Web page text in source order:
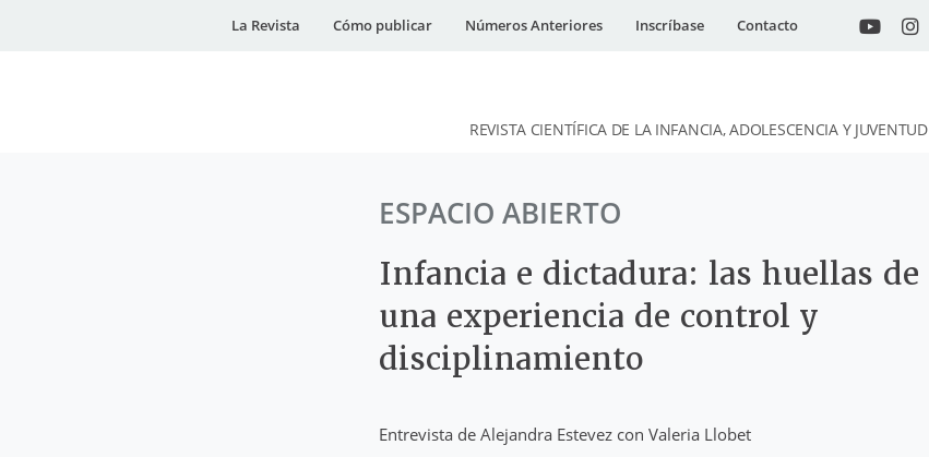
La Revista Cómo publicar Números Anteriores Inscríbase Contacto
DESidades
REVISTA CIENTÍFICA DE LA INFANCIA, ADOLESCENCIA Y JUVENTUD
ESPACIO ABIERTO
Infancia e dictadura: las huellas de
una experiencia de control y
disciplinamiento
Entrevista de Alejandra Estevez con Valeria Llobet